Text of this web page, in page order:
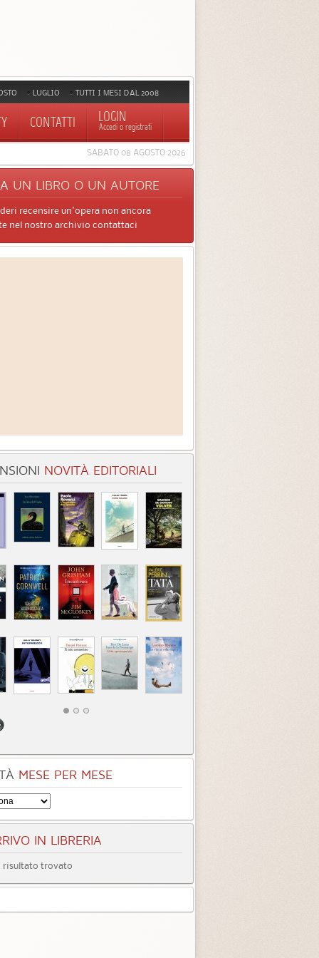
LUGLIO TUTTI I MESI DAL 2008
CONTATTI LOGIN
Accedi o registrati
SABATO 08 AGOSTO 2026
UN LIBRO O UN AUTORE
recensire un'opera non ancora
nel nostro archivio contattaci
NOVITÀ EDITORIALI
MESE PER MESE
IN LIBRERIA
risultato trovato